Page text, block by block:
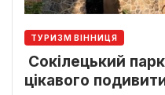
ТУРИЗМ ВІННИЦЯ
Сокілецький
цікавого